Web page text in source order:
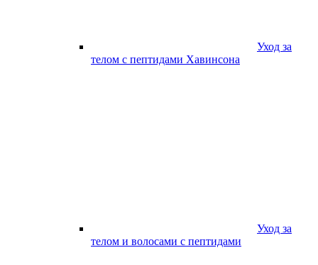
Уход за
телом с пептидами Хавинсона
Уход за
телом и волосами с пептидами